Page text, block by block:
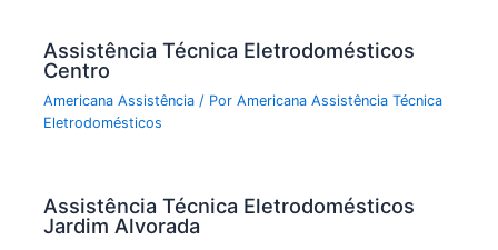
Assistência Técnica Eletrodomésticos
Centro
Americana Assistência / PorAmericana Assistência Técnica
Eletrodomésticos
Assistência Técnica Eletrodomésticos
Jardim Alvorada